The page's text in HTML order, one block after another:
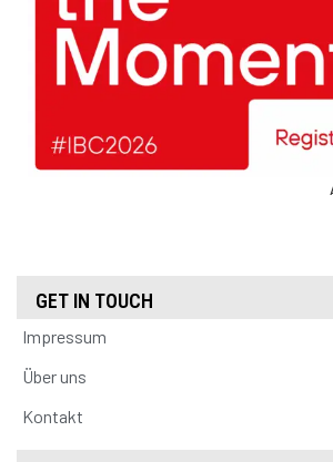
GET IN TOUCH
Impressum
Über uns
Kontakt